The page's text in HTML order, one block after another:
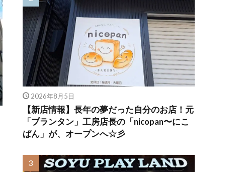
2026年8月5日
【新店情報】長年の夢だった自分のお店！元
「プランタン」工房店長の「nicopan〜にこ
ぱん」が、オープンへ☆彡